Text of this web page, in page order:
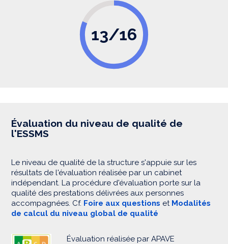
13/16
Évaluation du niveau de qualité de
l'ESSMS
Le niveau de qualité de la structure s'appuie sur les
résultats de l'évaluation réalisée par un cabinet
indépendant. La procédure d'évaluation porte sur la
qualité des prestations délivrées aux personnes
accompagnées. Cf. Foire aux questions et Modalités
de calcul du niveau global de qualité
Évaluation réalisée par APAVE